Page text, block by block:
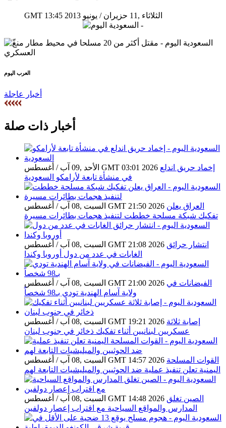
GMT 13:45 2013 الثلاثاء ,11 حزيران / يونيو
العرب اليوم
أخبار عاجلة
أخبار ذات صلة
الأحد ,09 آب / أغسطس GMT 03:01 2026 إخماد حريق اندلع
في منشأة تابعة لأرامكو السعودية
السبت ,08 آب / أغسطس GMT 21:50 2026 العراق يعلن
تفكيك شبكة مسلحة خططت لتنفيذ هجمات بطائرات مسيرة
السبت ,08 آب / أغسطس GMT 21:08 2026 انتشار حرائق
الغابات في عدد من دول أوروبا وكندا
السبت ,08 آب / أغسطس GMT 21:00 2026 الفيضانات في
ولاية آسام الهندية تودي بـ98 شخصاً
السبت ,08 آب / أغسطس GMT 19:21 2026 إصابة ثلاثة
عسكريين لبنانيين أثناء تفكيك ذخائر في جنوب لبنان
السبت ,08 آب / أغسطس GMT 14:57 2026 القوات المسلحة
اليمنية تعلن تنفيذ عملية ضد الحوثيين والميليشيات التابعة لهم
السبت ,08 آب / أغسطس GMT 14:48 2026 الصين تغلق
المدارس والمواقع السياحية مع اقتراب إعصار دولفين